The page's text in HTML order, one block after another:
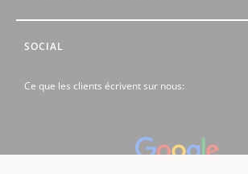
SOCIAL
Ce que les clients écrivent sur nous: